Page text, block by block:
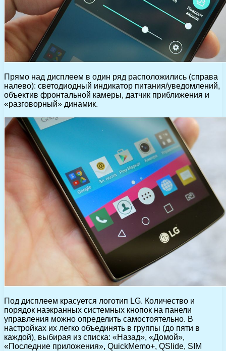
Прямо над дисплеем в один ряд расположились (справа
налево): светодиодный индикатор питания/уведомлений,
объектив фронтальной камеры, датчик приближения и
«разговорный» динамик.
Под дисплеем красуется логотип LG. Количество и
порядок наэкранных системных кнопок на панели
управления можно определить самостоятельно. В
настройках их легко объединять в группы (до пяти в
каждой), выбирая из списка: «Назад», «Домой»,
«Последние приложения», QuickMemo+, QSlide, SIM